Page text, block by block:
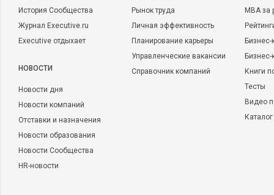
История Сообщества
Журнал Executive.ru
Executive отдыхает
НОВОСТИ
Новости дня
Новости компаний
Отставки и назначения
Новости образования
Новости Сообщества
HR-новости
Рынок труда
Личная эффективность
Планирование карьеры
Управленческие вакансии
Справочник компаний
MBA
Бизнес-
Книги
Тесты
Видео